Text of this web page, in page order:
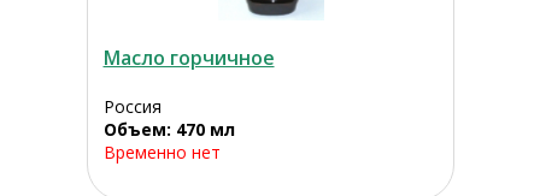
Масло горчичное
Россия
Объем: 470 мл
Временно нет